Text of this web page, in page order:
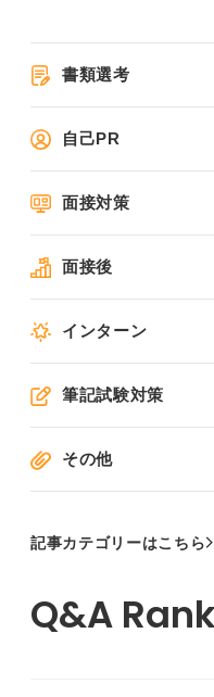
書類選考
自己PR
面接対策
面接後
インターン
筆記試験対策
その他
記事カテゴリーはこちら